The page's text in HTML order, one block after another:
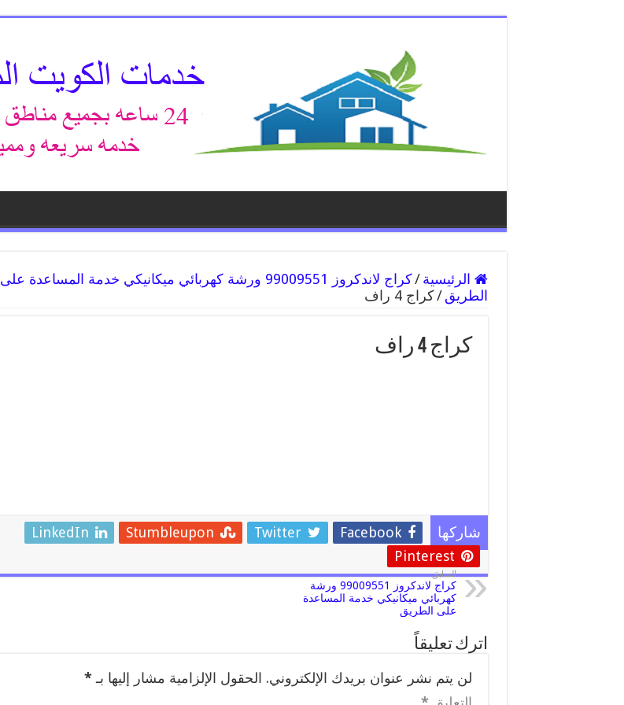
الرئيسية /
كراج لاندكروز 99009551 ورشة كهربائي ميكانيكي خدمة المساعدة على
الطريق /كراج 4 راف
كراج 4 راف
شاركها Facebook
Twitter
Stumbleupon
LinkedIn
Pinterest
السابق
كراج لاندكروز 99009551 ورشة
كهربائي ميكانيكي خدمة المساعدة
على الطريق
اترك تعليقاً
لن يتم نشر عنوان بريدك الإلكتروني. الحقول الإلزامية مشار إليها بـ*